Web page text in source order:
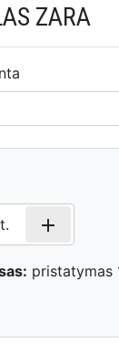
ZARA
add
pristatymas